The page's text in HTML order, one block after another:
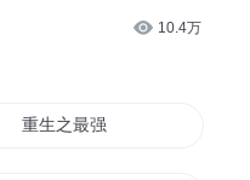
10.4万
重生之最强药神